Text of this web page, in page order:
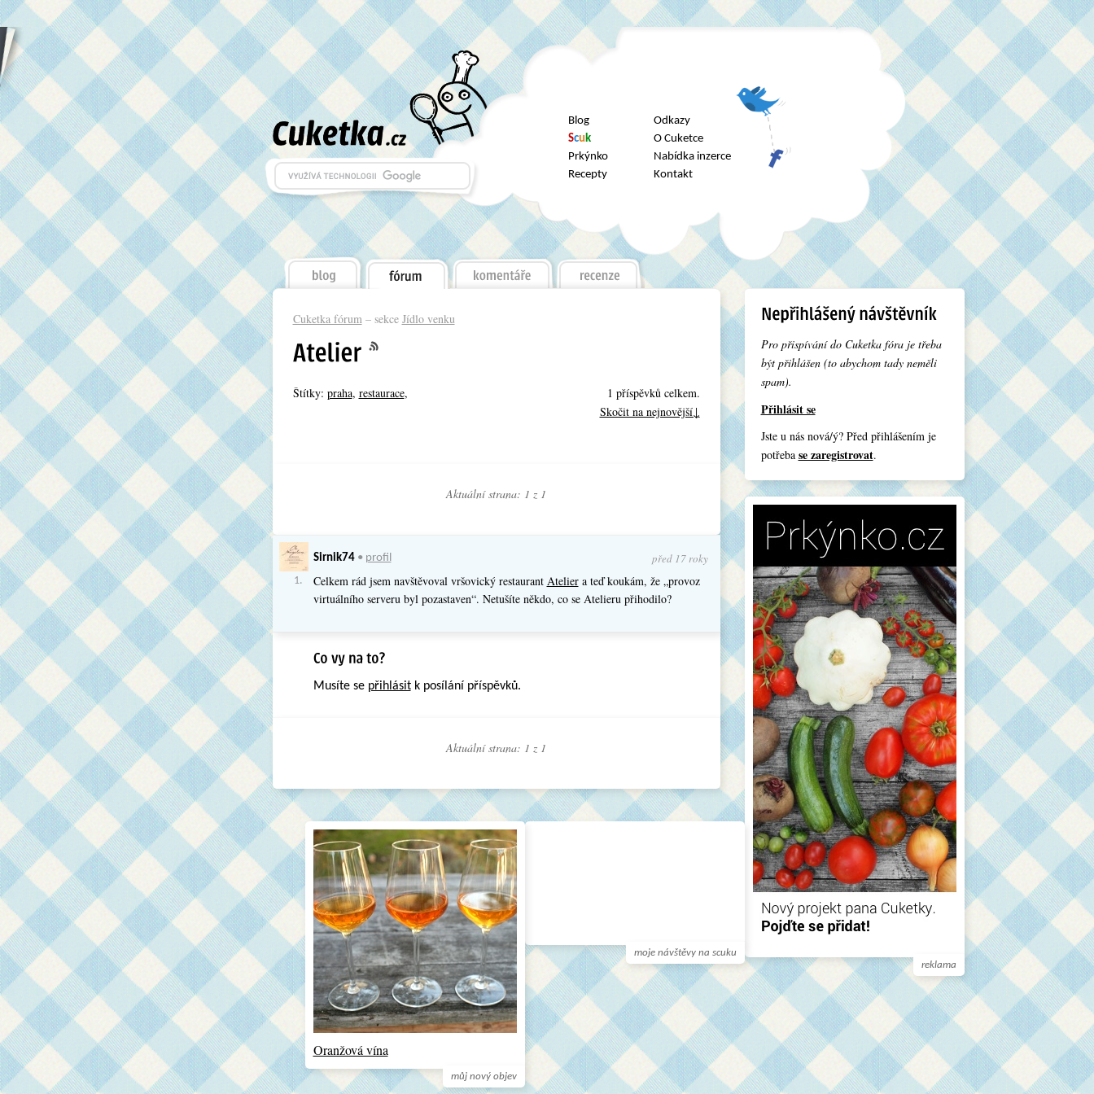
Blog
Scuk
Prkýnko
Recepty
Odkazy
O Cuketce
Nabídka inzerce
Kontakt
Cuketka fórum– sekce Jídlo venku
Štítky: praha, restaurace,
1 příspěvků celkem.
Skočit na nejnovější↓
Aktuální strana: 1 z 1
1.
Sirnik74• profil před 17 roky
Celkem rád jsem navštěvoval vršovický restaurant Ateliera teď koukám, že „provoz
virtuálního serveru byl pozastaven“. Netušíte někdo, co se Atelieru přihodilo?
Musíte se přihlásitk posílání příspěvků.
Aktuální strana: 1 z 1
Pro přispívání do Cuketka fóra je třeba
být přihlášen (to abychom tady neměli
spam).
Přihlásit se
Jste u nás nová/ý? Před přihlášením je
potřeba se zaregistrovat.
reklama
moje návštěvy na scuku
můj nový objev
Oranžová vína